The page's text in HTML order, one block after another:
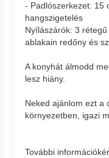
- Padlószerkezet: 15
hangszigetelés
Nyílászárók: 3
ablakain redőny és
A konyhát álmodd
lesz hiány.
Neked ajánlom ezt a
környezetben, igazi
További